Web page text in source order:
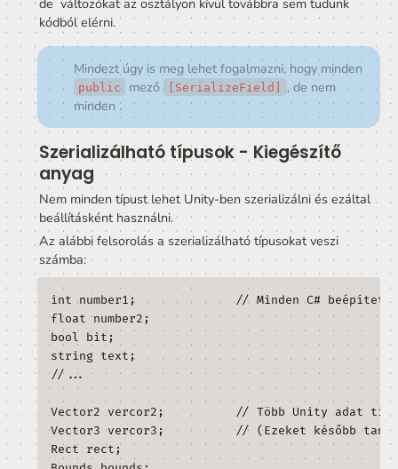
Tehát a
attribútummal a
gyakorlatban azt mondjuk ki egy mezőről, hogy
beállítás, amit manuálisan az Unity Editor
felületén lehet majd megadni.
Szóval vegyük át még egyszer!
[SerializeField] attribútumot írjuk, akkor a field
egyfelől megjelenik a Unity Inspector felületén és
értéket ott, az Editorban tudjuk állítani,
másfelől a Scene file-ban mentésre kerül a
és ha újra betöltjük a Scene-t, akkor a beállítás
Nem szerializált mezők
Fontos kiemelni, hogy nem csak [SerializeField]
mezőket érdemes használni Unity-ben. A nem
mezőknek is ugyanúgy megvan a haszna. Ezek fogják
egy szkriptelt komponens mindenkori aktuális állapotát.